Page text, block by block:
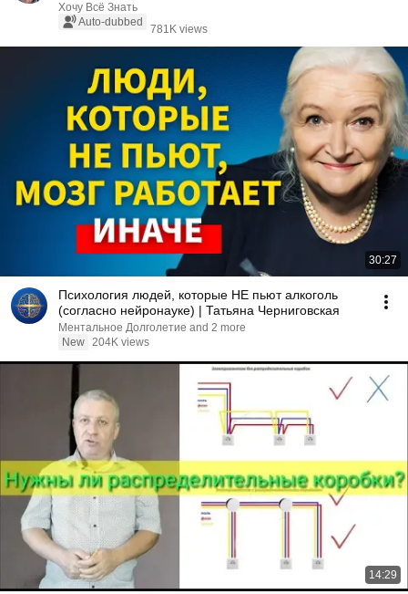
Хочу Всё Знать
Auto-dubbed
781K views
30:27
Психология людей, которые НЕ пьют алкоголь
(согласно нейронауке) | Татьяна Черниговская
Ментальное Долголетие and 2 more
New 204K views
14:29